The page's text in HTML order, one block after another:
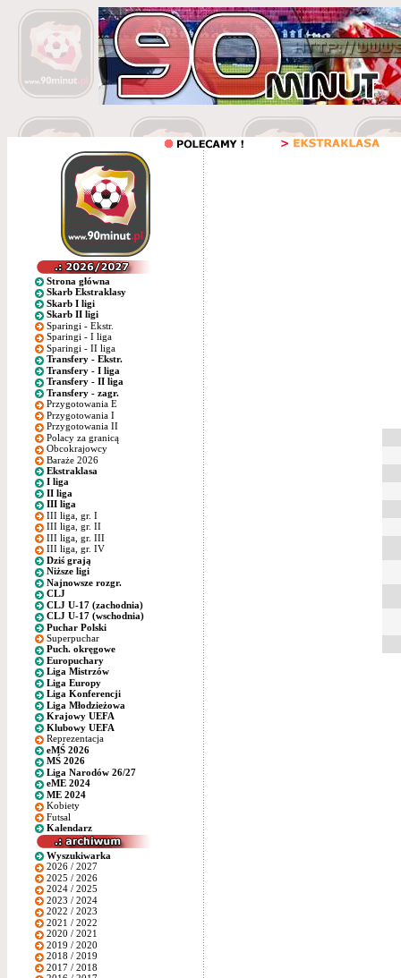
Strona główna
Skarb Ekstraklasy
Skarb I ligi
Skarb II ligi
Sparingi - Ekstr.
Sparingi - I liga
Sparingi - II liga
Transfery - Ekstr.
Transfery - I liga
Transfery - II liga
Transfery - zagr.
Przygotowania E
Przygotowania I
Przygotowania II
Polacy za granicą
Obcokrajowcy
Baraże 2026
Ekstraklasa
I liga
II liga
III liga
III liga, gr. I
III liga, gr. II
III liga, gr. III
III liga, gr. IV
Dziś grają
Niższe ligi
Najnowsze rozgr.
CLJ
CLJ U-17 (zachodnia)
CLJ U-17 (wschodnia)
Puchar Polski
Superpuchar
Puch. okręgowe
Europuchary
Liga Mistrzów
Liga Europy
Liga Konferencji
Liga Młodzieżowa
Krajowy UEFA
Klubowy UEFA
Reprezentacja
eMŚ 2026
MŚ 2026
Liga Narodów 26/27
eME 2024
ME 2024
Kobiety
Futsal
Kalendarz
Wyszukiwarka
2026 / 2027
2025 / 2026
2024 / 2025
2023 / 2024
2022 / 2023
2021 / 2022
2020 / 2021
2019 / 2020
2018 / 2019
2017 / 2018